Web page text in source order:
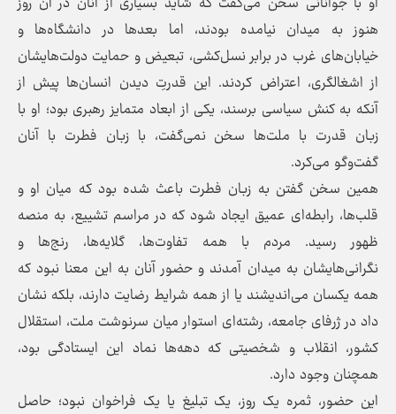
هنوز به میدان نیامده بودند، اما بعدها در دانشگاه‌ها و
خیابان‌های غرب در برابر نسل‌کشی، تبعیض و حمایت دولت‌هایشان
از اشغالگری، اعتراض کردند. این قدرتِ دیدن انسان‌ها پیش از
آنکه به کنش سیاسی برسند، یکی از ابعاد متمایز رهبری بود؛ او با
زبان قدرت با ملت‌ها سخن نمی‌گفت، با زبان فطرت با آنان
گفت‌وگو می‌کرد.
همین سخن گفتن به زبان فطرت باعث شده بود که میان او و
قلب‌ها، رابطه‌ای عمیق ایجاد شود که در مراسم تشییع، به منصه
ظهور رسید. مردم با همه تفاوت‌ها، گلایه‌ها، رنج‌ها و
نگرانی‌هایشان به میدان آمدند و حضور آنان به این معنا نبود که
همه یکسان می‌اندیشند یا از همه شرایط رضایت دارند، بلکه نشان
داد در ژرفای جامعه، رشته‌ای استوار میان سرنوشت ملت، استقلال
کشور، انقلاب و شخصیتی که دهه‌ها نماد این ایستادگی بود،
همچنان وجود دارد.
این حضور، ثمره یک روز، یک تبلیغ یا یک فراخوان نبود؛ حاصل